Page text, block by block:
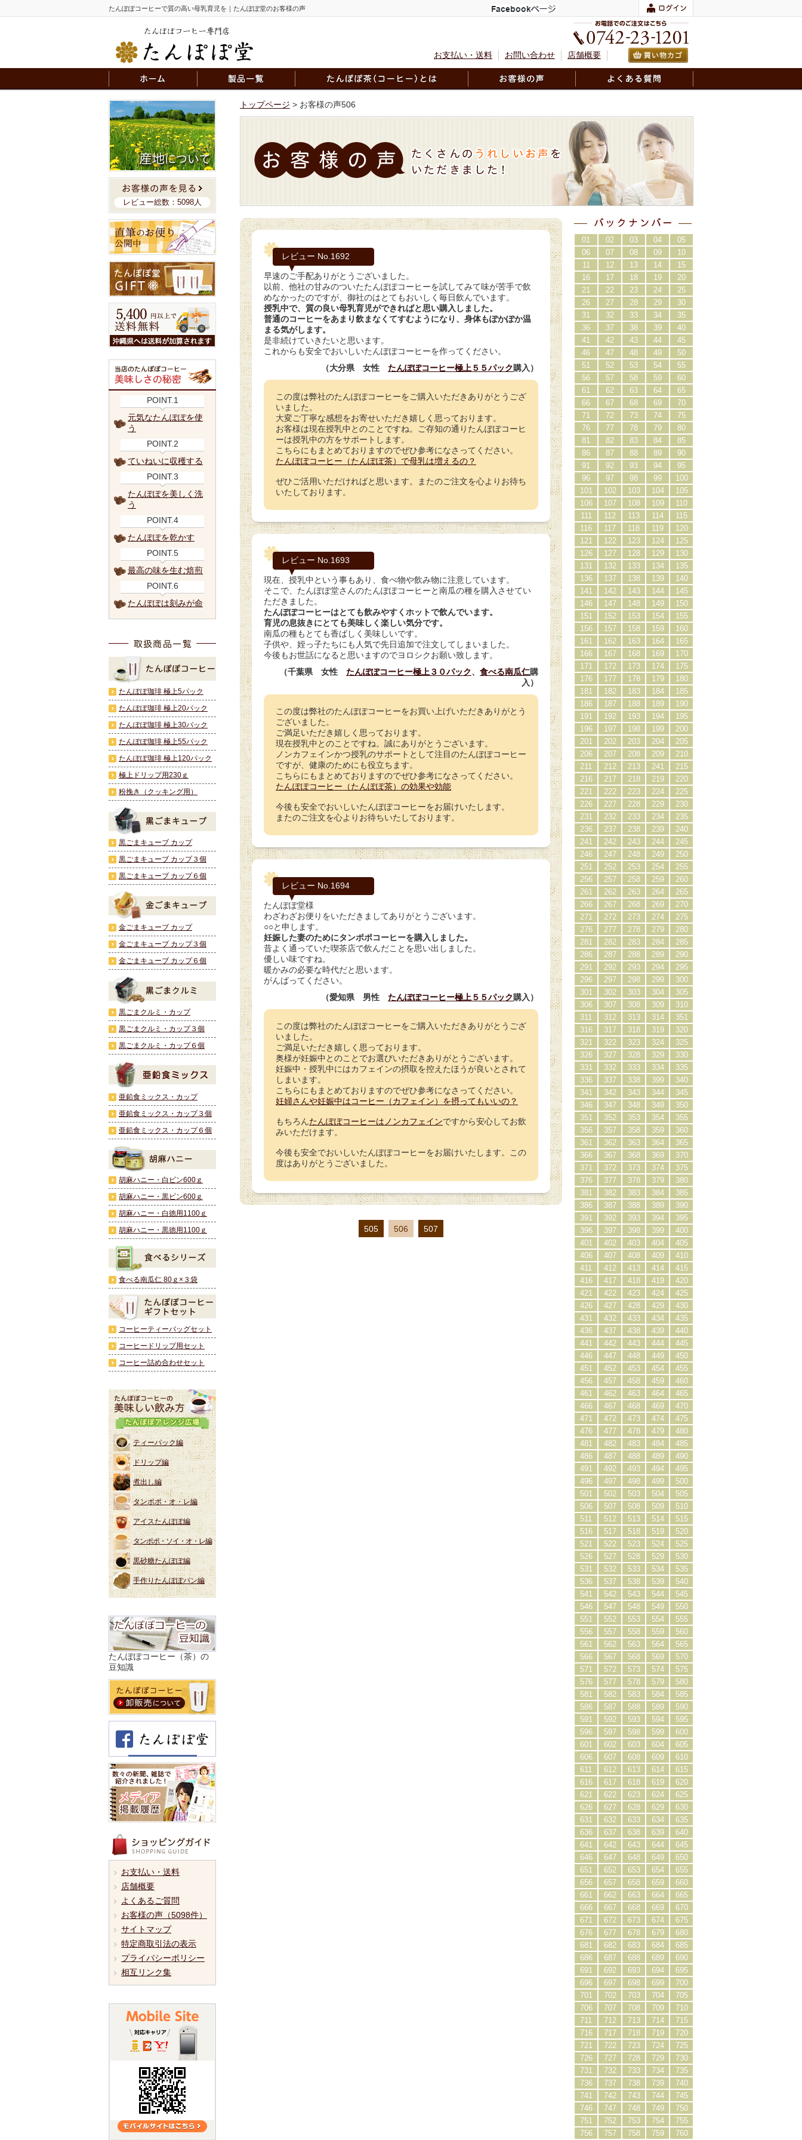
たんぽぽコーヒーで質の高い母乳育児を｜たんぽぽ堂のお客様の声
お支払い・送料 お問い合わせ 店舗概要
トップページ > お客様の声506
レビュー No.1692
早速のご手配ありがとうございました。
以前、他社の甘みのついたたんぽぽコーヒーを試してみて味が苦手で飲
めなかったのですが、御社のはとてもおいしく毎日飲んでいます。
授乳中で、質の良い母乳育児ができればと思い購入しました。
普通のコーヒーをあまり飲まなくてすむようになり、身体もぽかぽか温
まる気がします。
是非続けていきたいと思います。
これからも安全でおいしいたんぽぽコーヒーを作ってください。
（大分県 女性 たんぽぽコーヒー極上５５パック 購入）
この度は弊社のたんぽぽコーヒーをご購入いただきありがとうござ
いました。
大変ご丁寧な感想をお寄せいただき嬉しく思っております。
お客様は現在授乳中とのことですね。ご存知の通りたんぽぽコーヒ
ーは授乳中の方をサポートします。
こちらにもまとめておりますのでぜひ参考になさってください。
たんぽぽコーヒー（たんぽぽ茶）で母乳は増えるの？
ぜひご活用いただければと思います。またのご注文を心よりお待ち
いたしております。
レビュー No.1693
現在、授乳中という事もあり、食べ物や飲み物に注意しています。
そこで、たんぽぽ堂さんのたんぽぽコーヒーと南瓜の種を購入させてい
ただきました。
たんぽぽコーヒーはとても飲みやすくホットで飲んでいます。
育児の息抜きにとても美味しく楽しい気分です。
南瓜の種もとても香ばしく美味しいです。
子供や、姪っ子たちにも人気で先日追加で注文してしまいました。
今後もお世話になると思いますのでヨロシクお願い致します。
（千葉県 女性 たんぽぽコーヒー極上３０パック、 食べる南瓜仁購
入）
この度は弊社のたんぽぽコーヒーをお買い上げいただきありがとう
ございました。
ご満足いただき嬉しく思っております。
現在授乳中とのことですね。誠にありがとうございます。
ノンカフェインかつ授乳のサポートとして注目のたんぽぽコーヒー
ですが、健康のためにも役立ちます。
こちらにもまとめておりますのでぜひ参考になさってください。
たんぽぽコーヒー（たんぽぽ茶）の効果や効能
今後も安全でおいしいたんぽぽコーヒーをお届けいたします。
またのご注文を心よりお待ちいたしております。
レビュー No.1694
たんぽぽ堂様
わざわざお便りをいただきましてありがとうございます。
○○と申します。
妊娠した妻のためにタンポポコーヒーを購入しました。
昔よく通っていた喫茶店で飲んだことを思い出しました。
優しい味ですね。
暖かみの必要な時代だと思います。
がんばってください。
（愛知県 男性 たんぽぽコーヒー極上５５パック 購入）
この度は弊社のたんぽぽコーヒーをご購入いただきありがとうござ
いました。
ご満足いただき嬉しく思っております。
奥様が妊娠中とのことでお選びいただきありがとうございます。
妊娠中・授乳中にはカフェインの摂取を控えたほうが良いとされて
しまいます。
こちらにもまとめておりますのでぜひ参考になさってください。
妊婦さんや妊娠中はコーヒー（カフェイン）を摂ってもいいの？
もちろんたんぽぽコーヒーはノンカフェインですから安心してお飲
みいただけます。
今後も安全でおいしいたんぽぽコーヒーをお届けいたします。この
度はありがとうございました。
505 506 507
01 02 03 04
05
06
07 08 09
10
11
12 13 14
15
16
17 18 19
20
21
22 23 24
25
26
27 28 29
30
31
32 33 34
35
36
37 38 39
40
41
42 43 44
45
46
47 48 49
50
51
52 53 54
55
56
57 58 59
60
61
62 63 64
65
66
67 68 69
70
71
72 73 74
75
76
77 78 79
80
81
82 83 84
85
86
87 88 89
90
91
92 93 94
95
96
97 98 99
100
101
102 103 104
105
106
107 108 109
110
111
112 113 114
115
116
117 118 119
120
121
122 123 124
125
126
127 128 129
130
131
132 133 134
135
136
137 138 139
140
141
142 143 144
145
146
147 148 149
150
151
152 153 154
155
156
157 158 159
160
161
162 163 164
165
166
167 168 169
170
171
172 173 174
175
176
177 178 179
180
181
182 183 184
185
186
187 188 189
190
191
192 193 194
195
196
197 198 199
200
201
202 203 204
205
206
207 208 209
210
211
212 213 241
215
216
217 218 219
220
221
222 223 224
225
226
227 228 229
230
231
232 233 234
235
236
237 238 239
240
241
242 243 244
245
246
247 248 249
250
251
252 253 254
255
256
257 258 259
260
261
262 263 264
265
266
267 268 269
270
271
272 273 274
275
276
277 278 279
280
281
282 283 284
285
286
287 288 289
290
291
292 293 294
295
296
297 298 299
300
301
302 303 304
305
306
307 308 309
310
311
312 313 314
351
316
317 318 319
320
321
322 323 324
325
326
327 328 329
330
331
332 333 334
335
336
337 338 399
340
341
342 343 344
345
346
347 348 349
350
351
352 353 354
355
356
357 358 359
360
361
362 363 364
365
366
367 368 369
370
371
372 373 374
375
376
377 378 379
380
381
382 383 384
385
386
387 388 389
390
391
392 393 394
395
396
397 398 399
400
401
402 403 404
405
406
407 408 409
410
411
412 413 414
415
416
417 418 419
420
421
422 423 424
425
426
427 428 429
430
431
432 433 434
435
436
437 438 439
440
441
442 443 444
445
446
447 448 449
450
451
452 453 454
455
456
457 458 459
460
461
462 463 464
465
466
467 468 469
470
471
472 473 474
475
476
477 478 479
480
481
482 483 484
485
486
487 488 489
490
491
492 493 494
495
496
497 498 499
500
501
502 503 504
505
506
507 508 509
510
511
512 513 514
515
516
517 518 519
520
521
522 523 524
525
526
527 528 529
530
531
532 533 534
535
536
537 538 539
540
541
542 543 544
545
546
547 548 549
550
551
552 553 554
555
556
557 558 559
560
561
562 563 564
565
566
567 568 569
570
571
572 573 574
575
576
577 578 579
580
581
582 583 584
585
586
587 588 589
590
591
592 593 594
595
596
597 598 599
600
601
602 603 604
605
606
607 608 609
610
611
612 613 614
615
616
617 618 619
620
621
622 623 624
625
626
627 628 629
630
631
632 633 634
635
636
637 638 639
640
641
642 643 644
645
646
647 648 649
650
651
652 653 654
655
656
657 658 659
660
661
662 663 664
665
666
667 668 669
670
671
672 673 674
675
676
677 678 679
680
681
682 683 684
685
686
687 688 689
690
691
692 693 694
695
696
697 698 699
700
701
702 703 704
705
706
707 708 709
710
711
712 713 714
715
716
717 718 719
720
721
722 723 724
725
726
727 728 729
730
731
732 733 734
735
736
737 738 739
740
741
742 743 744
745
746
747 748 749
750
751
752 753 754
755
756
757 758 759 760
レビュー総数：5098人
POINT.1
元気なたんぽぽを使
う
POINT.2
ていねいに収穫する
POINT.3
たんぽぽを美しく洗
う
POINT.4
たんぽぽを乾かす
POINT.5
最高の味を生む焙煎
POINT.6
たんぽぽは刻みが命
たんぽぽ珈琲 極上5パック
たんぽぽ珈琲 極上20パック
たんぽぽ珈琲 極上30パック
たんぽぽ珈琲 極上55パック
たんぽぽ珈琲 極上120パック
極上ドリップ用230ｇ
粉挽き（クッキング用）
黒ごまキューブ カップ
黒ごまキューブ カップ３個
黒ごまキューブ カップ６個
金ごまキューブ カップ
金ごまキューブ カップ３個
金ごまキューブ カップ６個
黒ごまクルミ・カップ
黒ごまクルミ・カップ３個
黒ごまクルミ・カップ６個
亜鉛食ミックス・カップ
亜鉛食ミックス・カップ３個
亜鉛食ミックス・カップ６個
胡麻ハニー・白ビン600ｇ
胡麻ハニー・黒ビン600ｇ
胡麻ハニー・白徳用1100ｇ
胡麻ハニー・黒徳用1100ｇ
食べる南瓜仁 80ｇ×３袋
コーヒーティーバッグセット
コーヒードリップ用セット
コーヒー詰め合わせセット
ティーパック編
ドリップ編
煮出し編
タンポポ・オ・レ編
アイスたんぽぽ編
タンポポ・ソイ・オ・レ編
黒砂糖たんぽぽ編
手作りたんぽぽパン編
たんぽぽコーヒー（茶）の
豆知識
お支払い・送料
店舗概要
よくあるご質問
お客様の声（5098件）
サイトマップ
特定商取引法の表示
プライバシーポリシー
相互リンク集